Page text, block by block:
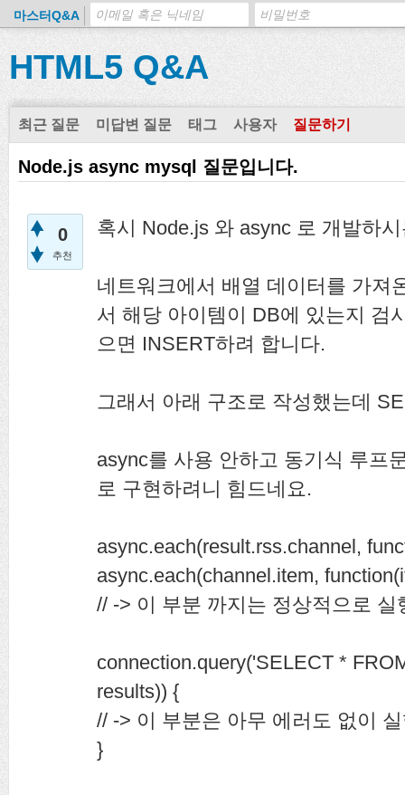
마스터Q&A
HTML5 Q&A
최근 질문 미답변 질문 태그 사용자 질문하기
Node.js async mysql 질문입니다.
0
추천
혹시 Node.js 와 async 로 개발하
네트워크에서 배열 데이터를 가져
서 해당 아이템이 DB에 있는지 검
으면 INSERT하려 합니다.
그래서 아래 구조로 작성했는데
async를 사용 안하고 동기식 루프
로 구현하려니 힘드네요.
async.each(result.rss.channel,
async.each(channel.item,
// -> 이 부분 까지는 정상적으로
connection.query('SELECT *
results)) {
// -> 이 부분은 아무 에러도 없이
}